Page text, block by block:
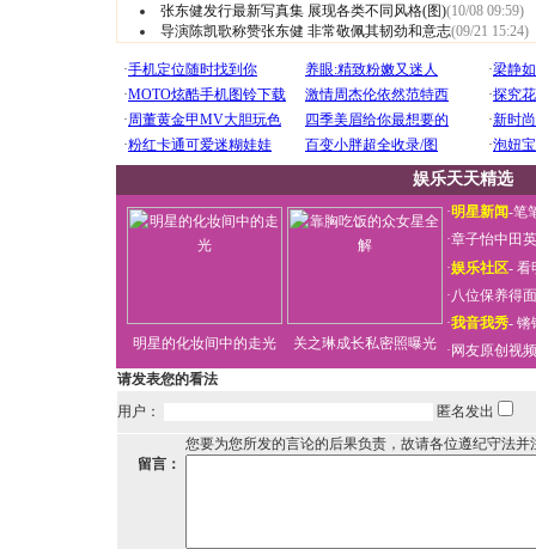
张东健发行最新写真集 展现各类不同风格(图)(10/08 09:59)
导演陈凯歌称赞张东健 非常敬佩其韧劲和意志(09/21 15:24)
娱乐天天精选
明星的化妆间中的走光 关之琳成长私密照曝光
·明星新闻-笔
·章子怡中田
·娱乐社区- 看
·八位保养得
·我音我秀- 锵
· 网友原创视
请发表您的看法
用户：
匿名发出
您要为您所发的言论的后果负责，故请各位遵纪守法并
留言：